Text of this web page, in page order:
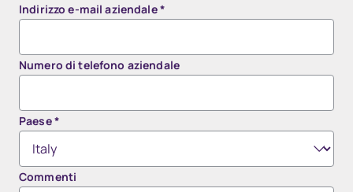
Indirizzo e-mail aziendale*
Numero di telefono aziendale
Paese*
Commenti